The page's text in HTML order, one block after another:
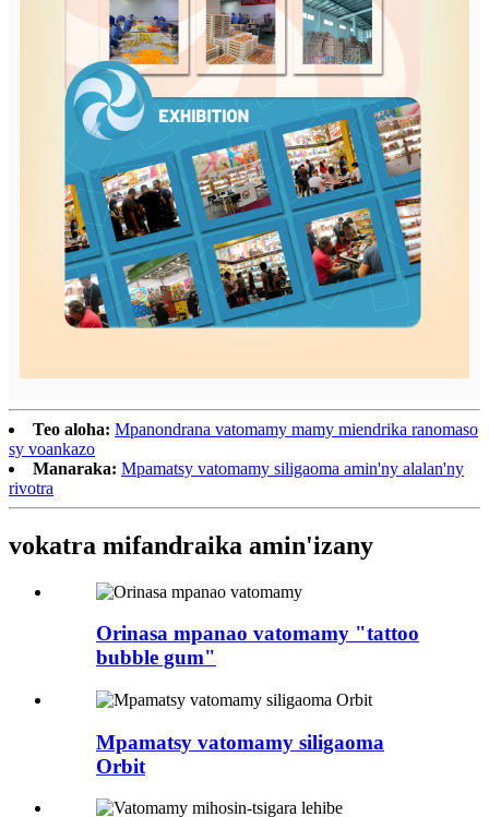
Teo aloha: Mpanondrana vatomamy mamy miendrika ranomaso
sy voankazo
Manaraka: Mpamatsy vatomamy siligaoma amin'ny alalan'ny
rivotra
vokatra mifandraika amin'izany
Orinasa mpanao vatomamy "tattoo
bubble gum"
Mpamatsy vatomamy siligaoma
Orbit